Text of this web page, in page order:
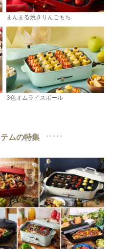
まんまる焼きりんごもち
3色オムライスボール
ムの特集